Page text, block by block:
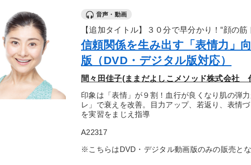
音声・動画
【追加タイトル】３０分で早分かり！“顔の筋
信頼関係を生み出す「表情力
版（DVD・デジタル版対応）
間々田佳子(ままだよしこメソッド株式会社
印象は「表情」が９割！血行が良くなり肌の弾
レ」で衰えを改善。目力アップ、若返り、表情
を実習をまじえ指導
A22317
※こちらはDVD・デジタル動画版のみの販売と